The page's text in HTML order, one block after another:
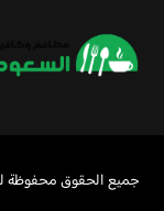
جميع الحقوق محفوظة